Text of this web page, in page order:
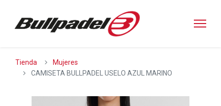
Tienda
Mujeres
CAMISETA BULLPADEL USELO AZUL MARINO